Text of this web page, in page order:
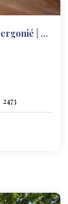
Bordeaux - Quartier Nansouty / Bergonié | T2 Lumineux De 49...
2473